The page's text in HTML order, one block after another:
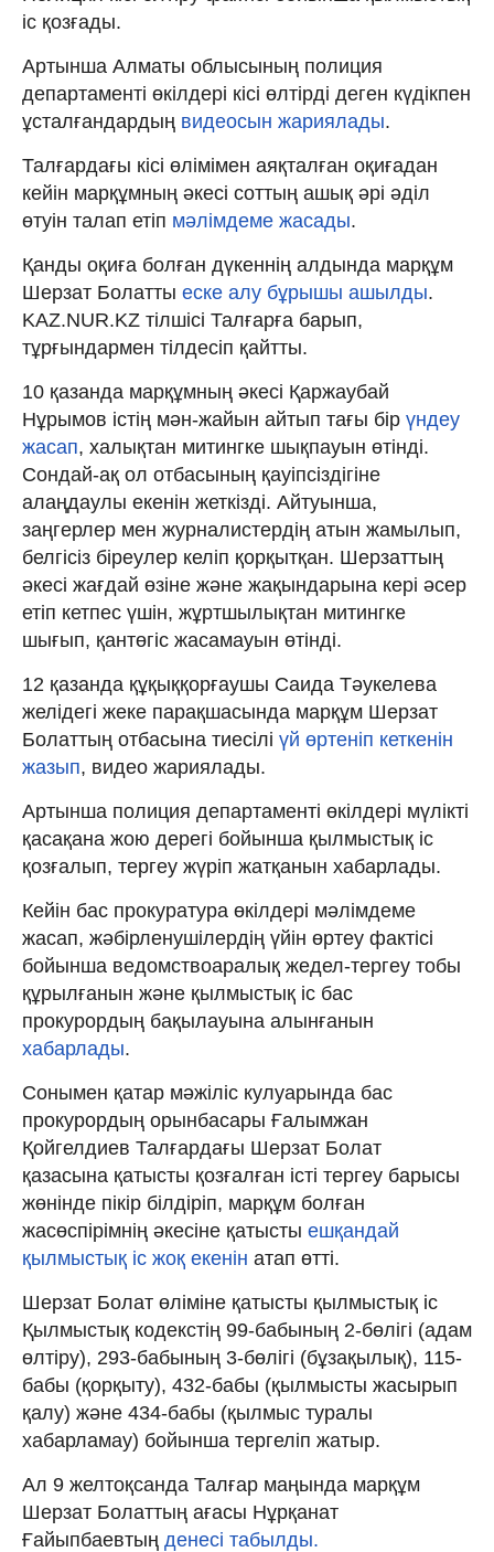
іс қозғады.
Артынша Алматы облысының полиция
департаменті өкілдері кісі өлтірді деген күдікпен
ұсталғандардың видеосын жариялады.
Талғардағы кісі өлімімен аяқталған оқиғадан
кейін марқұмның әкесі соттың ашық әрі әділ
өтуін талап етіп мәлімдеме жасады.
Қанды оқиға болған дүкеннің алдында марқұм
Шерзат Болатты еске алу бұрышы ашылды.
KAZ.NUR.KZ тілшісі Талғарға барып,
тұрғындармен тілдесіп қайтты.
10 қазанда марқұмның әкесі Қаржаубай
Нұрымов істің мән-жайын айтып тағы бір үндеу
жасап, халықтан митингке шықпауын өтінді.
Сондай-ақ ол отбасының қауіпсіздігіне
алаңдаулы екенін жеткізді. Айтуынша,
заңгерлер мен журналистердің атын жамылып,
белгісіз біреулер келіп қорқытқан. Шерзаттың
әкесі жағдай өзіне және жақындарына кері әсер
етіп кетпес үшін, жұртшылықтан митингке
шығып, қантөгіс жасамауын өтінді.
12 қазанда құқыққорғаушы Саида Тәукелева
желідегі жеке парақшасында марқұм Шерзат
Болаттың отбасына тиесілі үй өртеніп кеткенін
жазып, видео жариялады.
Артынша полиция департаменті өкілдері мүлікті
қасақана жою дерегі бойынша қылмыстық іс
қозғалып, тергеу жүріп жатқанын хабарлады.
Кейін бас прокуратура өкілдері мәлімдеме
жасап, жәбірленушілердің үйін өртеу фактісі
бойынша ведомствоаралық жедел-тергеу тобы
құрылғанын және қылмыстық iс бас
прокурордың бақылауына алынғанын
хабарлады.
Сонымен қатар мәжіліс кулуарында бас
прокурордың орынбасары Ғалымжан
Қойгелдиев Талғардағы Шерзат Болат
қазасына қатысты қозғалған істі тергеу барысы
жөнінде пікір білдіріп, марқұм болған
жасөспірімнің әкесіне қатысты ешқандай
қылмыстық іс жоқ екенін атап өтті.
Шерзат Болат өліміне қатысты қылмыстық іс
Қылмыстық кодекстің 99-бабының 2-бөлігі (адам
өлтіру), 293-бабының 3-бөлігі (бұзақылық), 115-
бабы (қорқыту), 432-бабы (қылмысты жасырып
қалу) және 434-бабы (қылмыс туралы
хабарламау) бойынша тергеліп жатыр.
Ал 9 желтоқсанда Талғар маңында марқұм
Шерзат Болаттың ағасы Нұрқанат
Ғайыпбаевтың денесі табылды.